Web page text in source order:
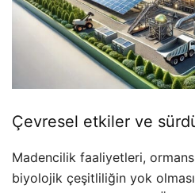
Çevresel etkiler ve
Madencilik faaliyetleri,
biyolojik çeşitliliğin yok